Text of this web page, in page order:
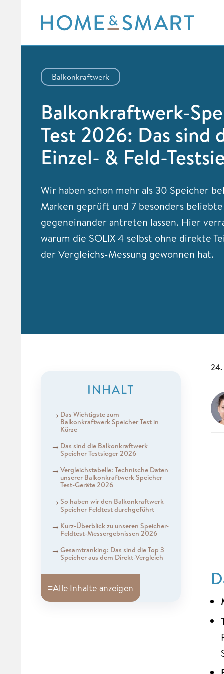
content
Balkonkraftwerk
Balkonkraftwerk-
Test 2026: Das sind
Einzel- & Feld-
Wir haben schon mehr als 30 Speicher
Marken geprüft und 7 besonders
gegeneinander antreten lassen. Hier
warum die SOLIX 4 selbst ohne direkte
der Vergleichs-Messung gewonnen hat.
INHALT
Das Wichtigste zum
Balkonkraftwerk Speicher Test in
Kürze
Das sind die Balkonkraftwerk
Speicher Testsieger 2026
Vergleichstabelle: Technische Daten
unserer Balkonkraftwerk Speicher
Test-Geräte 2026
So haben wir den Balkonkraftwerk
Speicher Feldtest durchgeführt
Kurz-Überblick zu unseren Speicher-
Feldtest-Messergebnissen 2026
Gesamtranking: Das sind die Top 3
Speicher aus dem Direkt-Vergleich
≡Alle Inhalte anzeigen